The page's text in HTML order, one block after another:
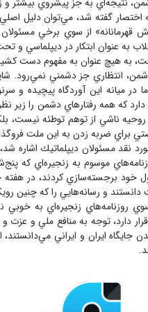
اختصار گفته شد، مي‌توان دليل
قهرمانانه» از سوي برخي
به عنوان ابتكار در ديپلماسي و
به هيچ عنوان به مفهوم دست
انتظاري جز دشمني نمي‌رود. شايد
در ميانه اين آوردگاه پيچيده
كه همه رفتار‌هاي دشمن را زير
ناشي از توهم توطئه نيست،
براي ضربه‌ زدن به اين ملت
نقد مسئولان ديپلماتيك اشاره
موسوم به زنجيره‌اي كه
خود برجسته‌سازي كردند، در
و رسانه‌هايي را كه چنين
روزنامه‌هاي زنجيره‌اي به
قرار دارد، توجه به منافع ملي و
جايگاه ايران و ايراني